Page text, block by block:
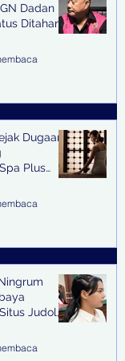
Dadan
Ditahan
Dugaan
Plus
Judol,
Kali